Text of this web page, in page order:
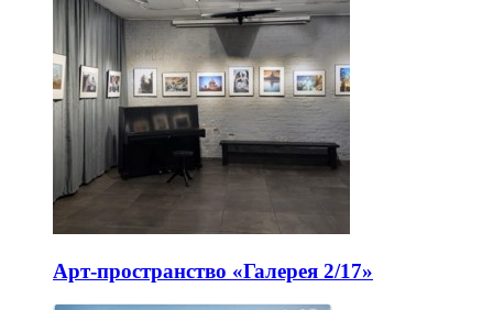
Арт-пространство «Галерея 2/17»